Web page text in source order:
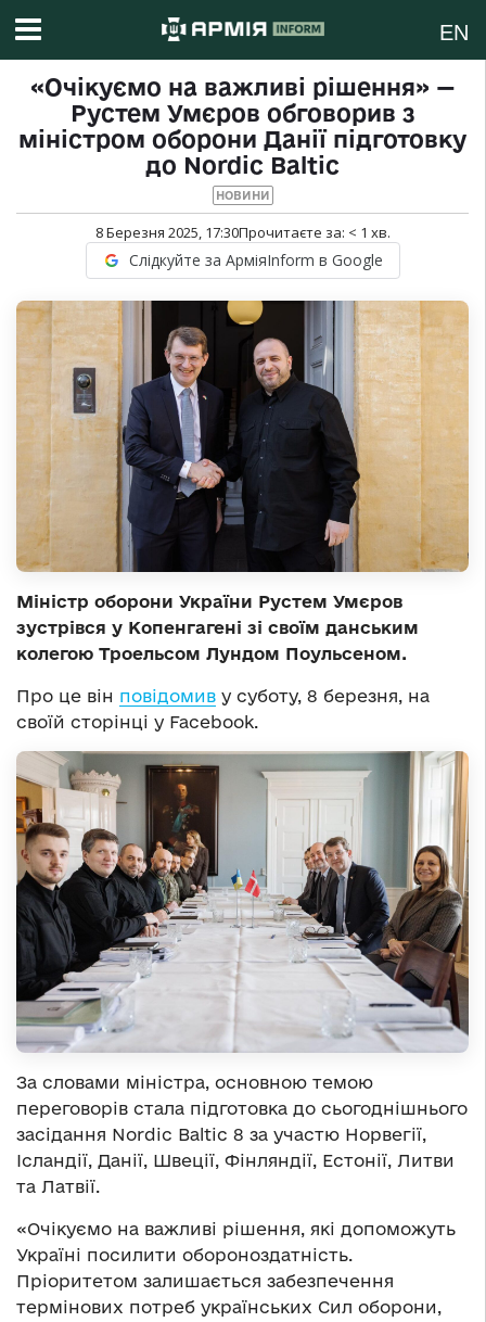
EN
«Очікуємо на важливі рішення» —
Рустем Умєров обговорив з
міністром оборони Данії підготовку
до Nordic Baltic
НОВИНИ
8 Березня 2025, 17:30Прочитаєте за: < 1 хв.
Слідкуйте за АрміяInform в Google
Міністр оборони України Рустем Умєров
зустрівся у Копенгагені зі своїм данським
колегою Троельсом Лундом Поульсеном.
Про це він повідомив у суботу, 8 березня, на
своїй сторінці у Facebook.
За словами міністра, основною темою
переговорів стала підготовка до сьогоднішнього
засідання Nordic Baltic 8 за участю Норвегії,
Ісландії, Данії, Швеції, Фінляндії, Естонії, Литви
та Латвії.
«Очікуємо на важливі рішення, які допоможуть
Україні посилити обороноздатність.
Пріоритетом залишається забезпечення
термінових потреб українських Сил оборони,